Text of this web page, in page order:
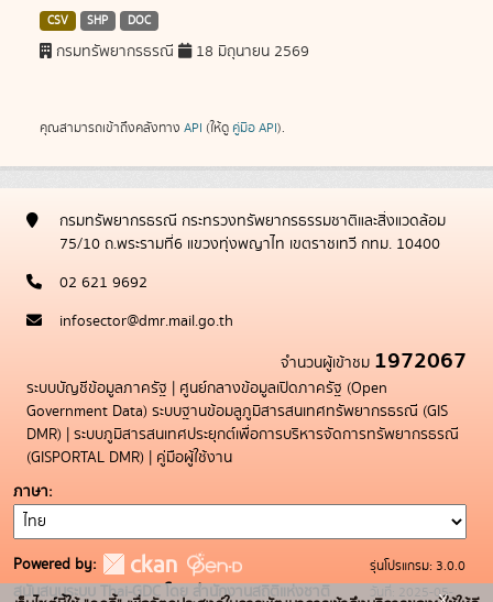
CSV SHP DOC
กรมทรัพยากรธรณี 18 มิถุนายน 2569
คุณสามารถเข้าถึงคลังทาง API (ให้ดู คู่มือ API).
กรมทรัพยากรธรณี กระทรวงทรัพยากรธรรมชาติและสิ่งแวดล้อม
75/10 ถ.พระรามที่6 แขวงทุ่งพญาไท เขตราชเทวี กทม. 10400
02 621 9692
infosector@dmr.mail.go.th
จำนวนผู้เข้าชม 1972067
ระบบบัญชีข้อมูลภาครัฐ | ศูนย์กลางข้อมูลเปิดภาครัฐ (Open
Government Data) ระบบฐานข้อมลูภูมิสารสนเทศทรัพยากรธรณี (GIS
DMR) | ระบบภูมิสารสนเทศประยุกต์เพื่อการบริหารจัดการทรัพยากรธรณี
(GISPORTAL DMR) | คู่มือผู้ใช้งาน
ภาษา
Powered by:
สนับสนุนระบบ Thai-GDC โดย สำนักงานสถิติแห่งชาติ
รุ่นโปรแกรม: 3.0.0
วันที่: 2025-05-